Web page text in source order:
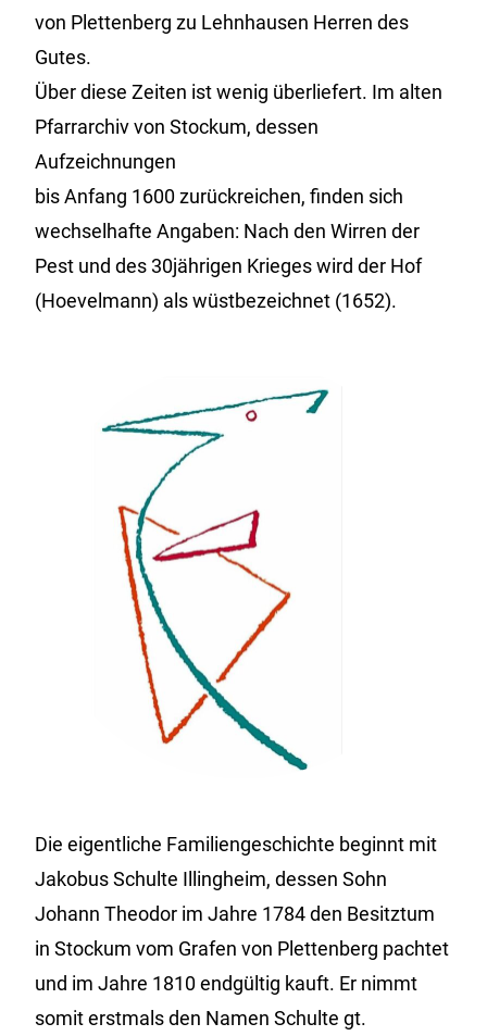
von Plettenberg zu Lehnhausen Herren des
Gutes.
Über diese Zeiten ist wenig überliefert. Im alten
Pfarrarchiv von Stockum, dessen
Aufzeichnungen
bis Anfang 1600 zurückreichen, finden sich
wechselhafte Angaben: Nach den Wirren der
Pest und des 30jährigen Krieges wird der Hof
(Hoevelmann) als wüstbezeichnet (1652).
Die eigentliche Familiengeschichte beginnt mit
Jakobus Schulte Illingheim, dessen Sohn
Johann Theodor im Jahre 1784 den Besitztum
in Stockum vom Grafen von Plettenberg pachtet
und im Jahre 1810 endgültig kauft. Er nimmt
somit erstmals den Namen Schulte gt.